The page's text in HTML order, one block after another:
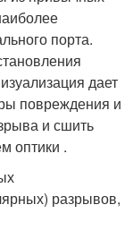
порта.
дает
повреждения и
и сшить
оптики .
разрывов,